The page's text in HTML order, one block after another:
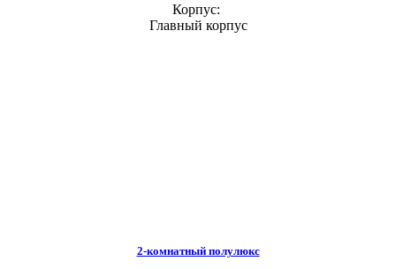
Корпус:
Главный корпус
2-комнатный полулюкс